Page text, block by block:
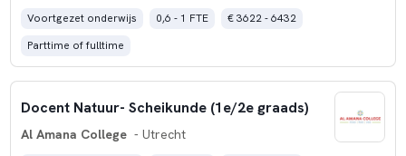
Voortgezet onderwijs 0,6 - 1 FTE
€ 3622 - 6432
Parttime of fulltime
Docent Natuur- Scheikunde (1e/2e graads)
Al Amana College - Utrecht